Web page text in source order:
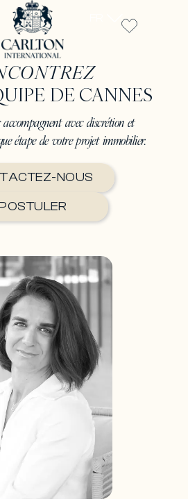
DE CANNES
avec discrétion et
étape de votre projet immobilier.
NOUS